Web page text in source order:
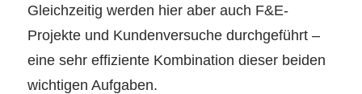
Gleichzeitig werden hier aber auch F&E-
Projekte und Kundenversuche durchgeführt –
eine sehr effiziente Kombination dieser beiden
wichtigen Aufgaben.